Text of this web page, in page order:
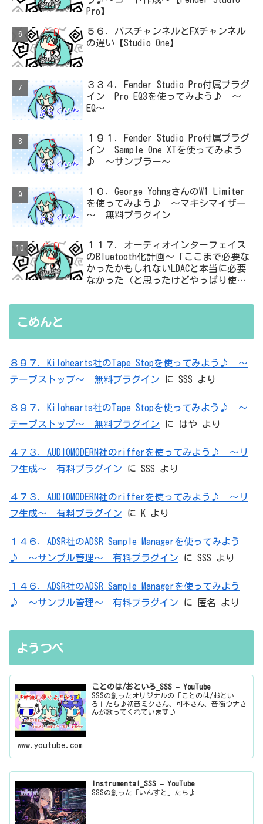
Pro】
５６．バスチャンネルとFXチャンネル
の違い【Studio One】
３３４．Fender Studio Pro付属プラグ
イン Pro EQ3を使ってみよう♪ ～
EQ～
１９１．Fender Studio Pro付属プラグ
イン Sample One XTを使ってみよう
♪ ～サンプラー～
１０．George YohngさんのW1 Limiter
を使ってみよう♪ ～マキシマイザー
～ 無料プラグイン
１１７．オーディオインターフェイス
のBluetooth化計画～「ここまで必要な
かったかもしれないLDACと本当に必要
なかった（と思ったけどやっぱり使っ
無駄を重ねた結論はシンプルだった
こめんと
８９７．Kilohearts社のTape Stopを使ってみよう♪ ～
テープストップ～ 無料プラグイン に SSS より
８９７．Kilohearts社のTape Stopを使ってみよう♪ ～
テープストップ～ 無料プラグイン に はや より
４７３．AUDIOMODERN社のrifferを使ってみよう♪ ～リ
フ生成～ 有料プラグイン に SSS より
４７３．AUDIOMODERN社のrifferを使ってみよう♪ ～リ
フ生成～ 有料プラグイン に K より
１４６．ADSR社のADSR Sample Managerを使ってみよう
♪ ～サンプル管理～ 有料プラグイン に SSS より
１４６．ADSR社のADSR Sample Managerを使ってみよう
♪ ～サンプル管理～ 有料プラグイン に 匿名 より
ようつべ
ことのは/おといろ_SSS – YouTube
SSSの創ったオリジナルの「ことのは/おとい
ろ」たち♪初音ミクさん、可不さん、音街ウナさ
んが歌ってくれています♪
www.youtube.com
Instrumental_SSS – YouTube
SSSの創った「いんすと」たち♪